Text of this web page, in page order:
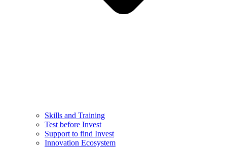
Skills and Training
Test before Invest
Support to find Invest
Innovation Ecosystem